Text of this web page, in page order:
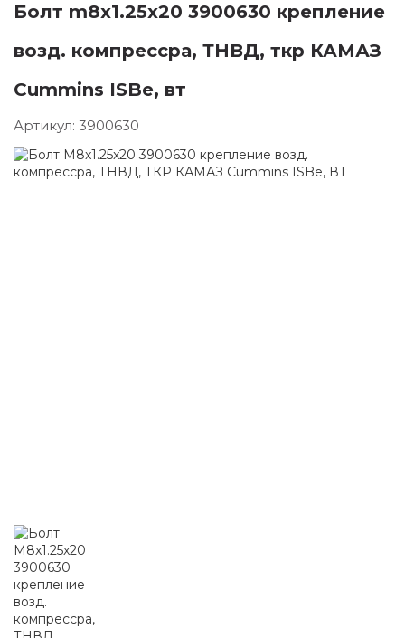
Болт m8x1.25x20 3900630 крепление
возд. компрессра, ТНВД, ткр КАМАЗ
Cummins ISBe, вт
Артикул: 3900630